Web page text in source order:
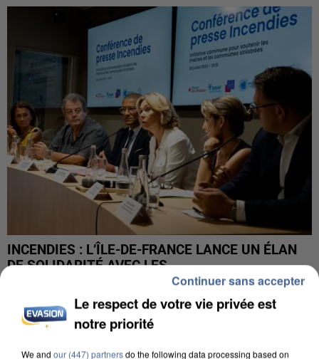
INCENDIES : L’ÎLE-DE-FRANCE LANCE UN ÉLAN
DE SOLIDARITÉ AVEC LES...
Le respect de votre vie privée est
notre priorité
We and our (447) partnersdo the following data processing based on
Continuer sans accepter